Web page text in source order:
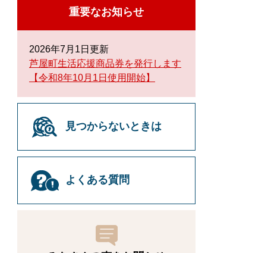
重要なお知らせ
2026年7月1日更新
芦屋町生活応援商品券を発行します
【令和8年10月1日使用開始】
見つからないときは
よくある質問